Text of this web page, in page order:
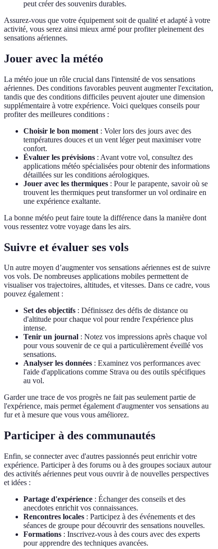
peut créer des souvenirs durables.
Assurez-vous que votre équipement soit de qualité et adapté à votre
activité, vous serez ainsi mieux armé pour profiter pleinement des
sensations aériennes.
Jouer avec la météo
La météo joue un rôle crucial dans l'intensité de vos sensations
aériennes. Des conditions favorables peuvent augmenter l'excitation,
tandis que des conditions difficiles peuvent ajouter une dimension
supplémentaire à votre expérience. Voici quelques conseils pour
profiter des meilleures conditions :
Choisir le bon moment : Voler lors des jours avec des
températures douces et un vent léger peut maximiser votre
confort.
Évaluer les prévisions : Avant votre vol, consultez des
applications météo spécialisées pour obtenir des informations
détaillées sur les conditions aérologiques.
Jouer avec les thermiques : Pour le parapente, savoir où se
trouvent les thermiques peut transformer un vol ordinaire en
une expérience exaltante.
La bonne météo peut faire toute la différence dans la manière dont
vous ressentez votre voyage dans les airs.
Suivre et évaluer ses vols
Un autre moyen d’augmenter vos sensations aériennes est de suivre
vos vols. De nombreuses applications mobiles permettent de
visualiser vos trajectoires, altitudes, et vitesses. Dans ce cadre, vous
pouvez également :
Set des objectifs : Définissez des défis de distance ou
d'altitude pour chaque vol pour rendre l'expérience plus
intense.
Tenir un journal : Notez vos impressions après chaque vol
pour vous souvenir de ce qui a particulièrement éveillé vos
sensations.
Analyser les données : Examinez vos performances avec
l'aide d'applications comme Strava ou des outils spécifiques
au vol.
Garder une trace de vos progrès ne fait pas seulement partie de
l'expérience, mais permet également d'augmenter vos sensations au
fur et à mesure que vous vous améliorez.
Participer à des communautés
Enfin, se connecter avec d'autres passionnés peut enrichir votre
expérience. Participer à des forums ou à des groupes sociaux autour
des activités aériennes peut vous ouvrir à de nouvelles perspectives
et idées :
Partage d'expérience : Échanger des conseils et des
anecdotes enrichit vos connaissances.
Rencontres locales : Participez à des événements et des
séances de groupe pour découvrir des sensations nouvelles.
Formations : Inscrivez-vous à des cours avec des experts
pour apprendre des techniques avancées.